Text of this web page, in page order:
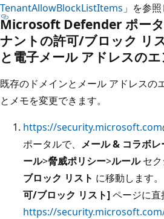
TenantAllowBlockListItems 」を参
Microsoft Defender ポー
ナントの許可/ブロック リ
と電子メール アドレスの
既存のドメインとメール アドレスの
とメモを変更できます。
https://security.microsoft.com
ポータルで、 メール & コラボ
ール>脅威ポリシー>ルールセク
ブロック リスト に移動します。
可/ブロック リスト]ページに直
https://